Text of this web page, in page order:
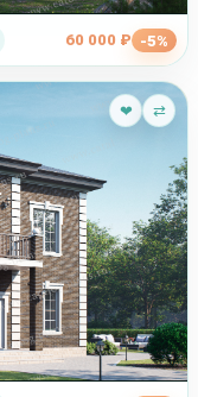
60 000 ₽ -5%
❤ ⇄